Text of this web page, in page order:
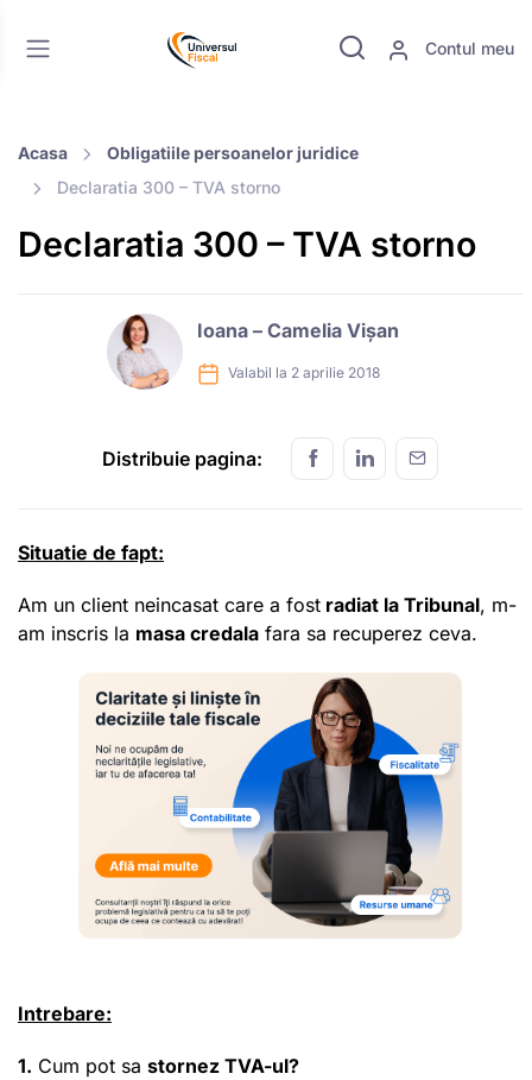
Contul meu
Acasa
Obligatiile persoanelor juridice
Declaratia 300 – TVA storno
Declaratia 300 – TVA storno
Ioana – Camelia Vișan
Valabil la 2 aprilie 2018
Distribuie pagina:
Situatie de fapt:
Am un client neincasat care a fost radiat la Tribunal, m-
am inscris la masa credala fara sa recuperez ceva.
Intrebare:
1. Cum pot sa stornez TVA-ul?